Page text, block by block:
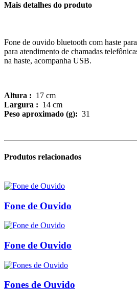
Mais detalhes do produto
Fone de ouvido bluetooth com haste
para atendimento de chamadas
na haste, acompanha USB.
Altura : 17 cm
Largura : 14 cm
Peso aproximado (g): 31
Produtos relacionados
Fone de Ouvido
Fone de Ouvido
Fones de Ouvido